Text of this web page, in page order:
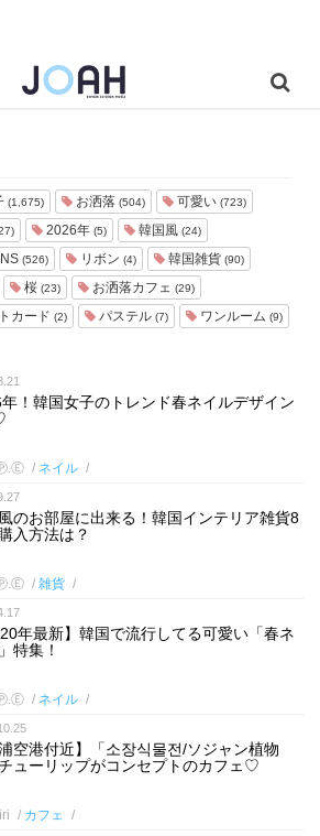
(1,675) お洒落 (504) 可愛い (723)
2026年 (5) 韓国風 (24)
(526) リボン (4) 韓国雑貨 (90)
桜 (23) お洒落カフェ (29)
カード (2) パステル (7) ワンルーム (9)
！韓国女子のトレンド春ネイルデザイン
ネイル
のお部屋に出来る！韓国インテリア雑貨8
入方法は？
雑貨
年最新】韓国で流行してる可愛い「春ネ
特集！
ネイル
浦空港付近】「소장식물전/ソジャン植物
ューリップがコンセプトのカフェ♡
カフェ